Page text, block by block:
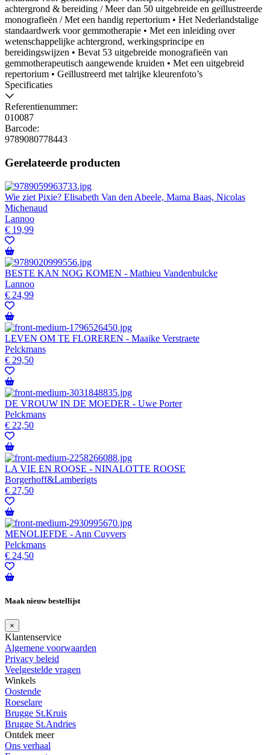
achtergrond & bereiding / Meer dan 50 uitgebreide en geïllustreerde
monografieën / Met een handig repertorium • Het Nederlandstalige
standaardwerk voor gemmotherapie • Met een inleiding over
wetenschappelijke achtergrond, werkingsprincipe en
bereidingswijzen • Bevat 53 uitgebreide monografieën van
gemmotherapeutisch aangewende kruiden • Met een uitgebreid
repertorium • Geïllustreerd met talrijke kleurenfoto’s
Specificaties
Referentienummer:
010087
Barcode:
9789080778443
Gerelateerde producten
Wie ziet Pixie? Elisabeth Van den Abeele, Mama Baas, Nicolas
Michenaud
Lannoo
€ 19,99
BESTE KAN NOG KOMEN - Mathieu Vandenbulcke
Lannoo
€ 24,99
LEVEN OM TE FLOREREN - Maaike Verstraete
Pelckmans
€ 29,50
DE VROUW IN DE MOEDER - Uwe Porter
Pelckmans
€ 22,50
LA VIE EN ROOSE - NINALOTTE ROOSE
Borgerhoff&Lamberigts
€ 27,50
MENOLIEFDE - Ann Cuyvers
Pelckmans
€ 24,50
Maak nieuw bestellijst
×
Klantenservice
Algemene voorwaarden
Privacy beleid
Veelgestelde vragen
Winkels
Oostende
Roeselare
Brugge St.Kruis
Brugge St.Andries
Ontdek meer
Ons verhaal